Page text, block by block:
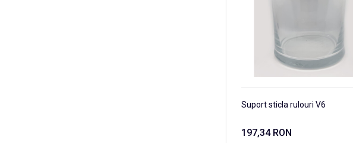
Suport sticla rulouri V6
197,34 RON